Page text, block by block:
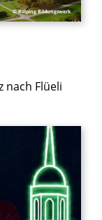
© Kolping Bildungswerk
nach Flüeli